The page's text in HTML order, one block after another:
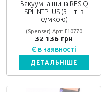
Вакуумна шина RES Q
SPLINTPLUS (3 шт. з
сумкою)
(Spenser) Арт: F10770
32 136 грн
Є в наявності
ДЕТАЛЬНІШЕ